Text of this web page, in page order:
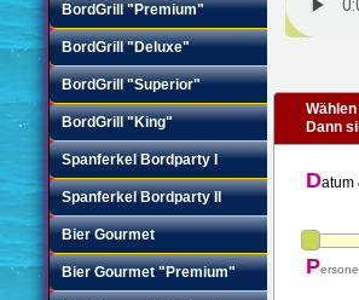
BordGrill "Premium"
BordGrill "Deluxe"
BordGrill "Superior"
BordGrill "King"
Spanferkel Bordparty I
Spanferkel Bordparty II
Bier Gourmet
Bier Gourmet "Premium"
Dann
Datum
P